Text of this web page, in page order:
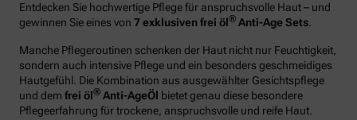
Entdecken Sie hochwertige Pflege für anspruchsvolle Haut – und
gewinnen Sie eines von 7 exklusiven frei öl® Anti-Age Sets
Manche Pflegeroutinen schenken der Haut nicht nur Feuchtigkeit,
sondern auch intensive Pflege und ein besonders geschmeidiges
Hautgefühl. Die Kombination aus ausgewählter Gesichtspflege
und dem frei öl® Anti-AgeÖl bietet genau diese besondere
Pflegeerfahrung für trockene, anspruchsvolle und reife Haut.